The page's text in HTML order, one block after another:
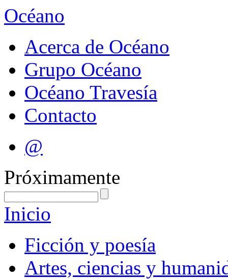
Océano
Acerca de Océano
Grupo Océano
Océano Travesía
Contacto
@
Próximamente
Inicio
Ficción y poesía
Artes, ciencias y